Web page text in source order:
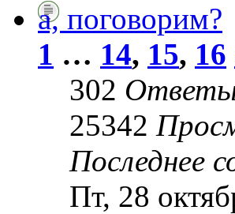
а, поговорим?
1 … 14, 15, 16
302
25342
Последнее
Пт, 28